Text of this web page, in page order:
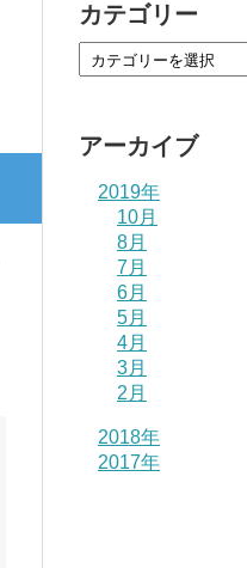
カテゴリー
アーカイブ
2019年
10月
8月
7月
6月
5月
4月
3月
2月
2018年
2017年